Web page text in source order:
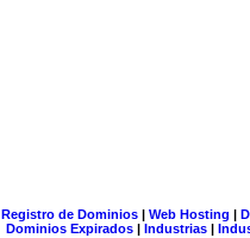
Registro de Dominios| Web Hosting |
Dominios Expirados | Industrias |